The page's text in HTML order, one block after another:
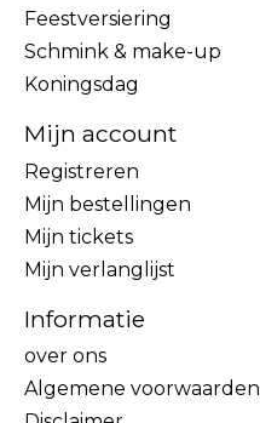
Feestversiering
Schmink & make-up
Koningsdag
Mijn account
Registreren
Mijn bestellingen
Mijn tickets
Mijn verlanglijst
Informatie
over ons
Algemene voorwaarden